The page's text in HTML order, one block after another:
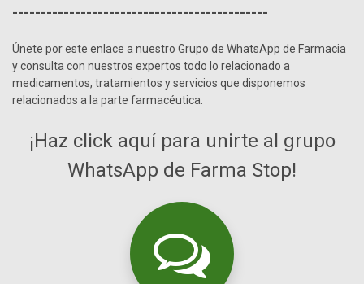
---------------------------------------------
Únete por este enlace a nuestro Grupo de WhatsApp de Farmacia
y consulta con nuestros expertos todo lo relacionado a
medicamentos, tratamientos y servicios que disponemos
relacionados a la parte farmacéutica.
¡Haz click aquí para unirte al grupo
WhatsApp de Farma Stop!